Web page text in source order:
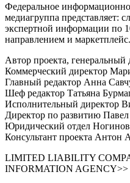
Федеральное
медиагруппа представляет:
экспертной информации по
направлением и маркетплейс.
Автор проекта,
Коммерческий директор
Главный редактор Анна
Шеф редактор Татьяна
Исполнительный директор
Директор по развитию
Юридический отдел
Консультант проекта Антон
LIMITED LIABILITY
INFORMATION AGENCY>>